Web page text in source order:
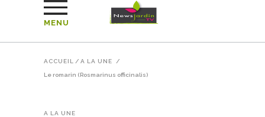
MENU
ACCUEIL / A LA UNE /
Le romarin (Rosmarinus officinalis)
A LA UNE